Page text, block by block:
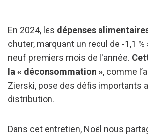
En 2024, les dépenses
chuter, marquant un recul de -1,1
neuf premiers mois de l'année.
la « déconsommation », comme
Zierski, pose des défis importants
distribution.
Dans cet entretien, Noël nous